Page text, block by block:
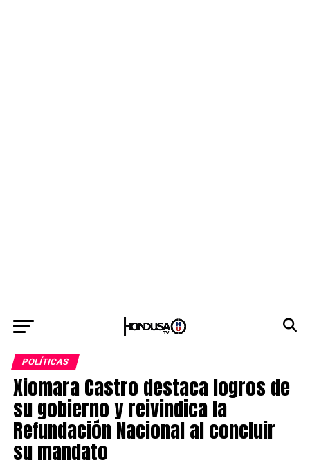
POLÍTICAS
Xiomara Castro destaca logros de
su gobierno y reivindica la
Refundación Nacional al concluir
su mandato